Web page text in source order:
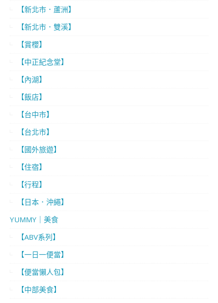
【新北市．蘆洲】
【新北市．雙溪】
【賞櫻】
【中正紀念堂】
【內湖】
【飯店】
【台中市】
【台北市】
【國外旅遊】
【住宿】
【行程】
【日本．沖繩】
YUMMY｜美食
【ABV系列】
【一日一便當】
【便當懶人包】
【中部美食】